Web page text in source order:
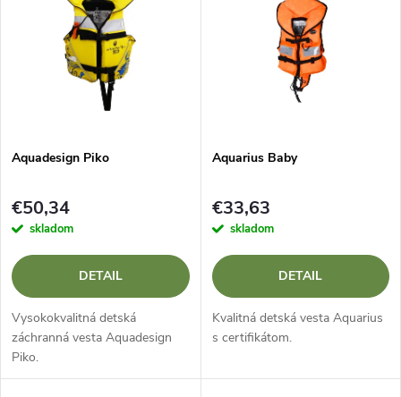
e
p
r
o
d
Najpredávanejšie
Abecedne
s
p
r
o
d
u
Aquadesign Piko
€50,34
skladom
DETAIL
Vysokokvalitná detská
záchranná vesta Aquadesign
Piko.
Aquarius Baby
€33,63
skladom
DETAIL
Kvalitná detská vesta Aquarius
s certifikátom.